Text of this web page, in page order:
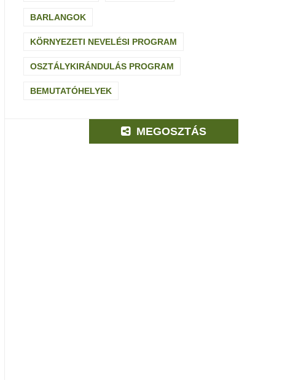
BARLANGOK
KÖRNYEZETI NEVELÉSI PROGRAM
OSZTÁLYKIRÁNDULÁS PROGRAM
BEMUTATÓHELYEK
MEGOSZTÁS